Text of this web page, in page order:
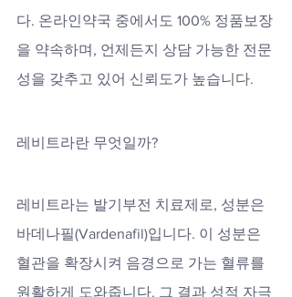
다. 온라인약국 중에서도 100% 정품보장
을 약속하며, 언제든지 상담 가능한 전문
성을 갖추고 있어 신뢰도가 높습니다.
레비트라란 무엇일까?
레비트라는 발기부전 치료제로, 성분은
바데나필(Vardenafil)입니다. 이 성분은
혈관을 확장시켜 음경으로 가는 혈류를
원활하게 도와줍니다. 그 결과 성적 자극